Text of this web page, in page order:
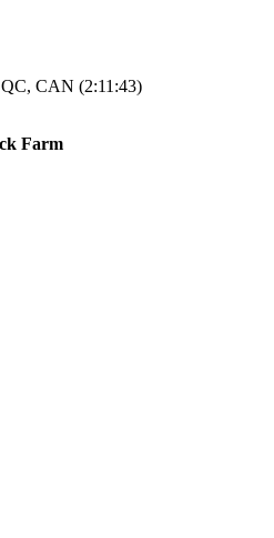
CAN (2:11:43)
Farm